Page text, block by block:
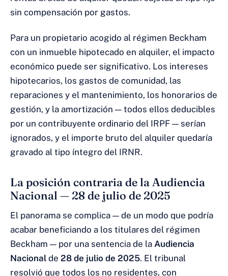
sin compensación por gastos.
Para un propietario acogido al régimen Beckham
con un inmueble hipotecado en alquiler, el impacto
económico puede ser significativo. Los intereses
hipotecarios, los gastos de comunidad, las
reparaciones y el mantenimiento, los honorarios de
gestión, y la amortización — todos ellos deducibles
por un contribuyente ordinario del IRPF — serían
ignorados, y el importe bruto del alquiler quedaría
gravado al tipo íntegro del IRNR.
La posición contraria de la Audiencia
Nacional — 28 de julio de 2025
El panorama se complica — de un modo que podría
acabar beneficiando a los titulares del régimen
Beckham — por una sentencia de la Audiencia
Nacional de 28 de julio de 2025. El tribunal
resolvió que todos los no residentes, con